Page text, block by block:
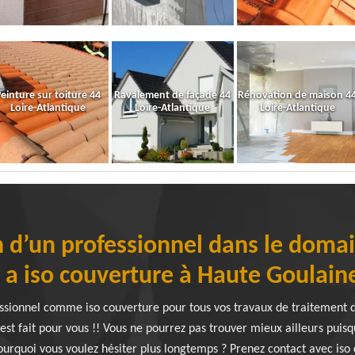
sur toiture 44
Loire-Atlantique
Ravalement de façade 44
Loire-Atlantique
Rénovation de maison
Loire-Atlantique
d’un professionnel dans le
iso couverture à Haute
comme iso couverture pour tous vos travaux de traitement
fait pour vous !! Vous ne pourrez pas trouver mieux ailleurs
vous voulez hésiter plus longtemps ? Prenez contact avec